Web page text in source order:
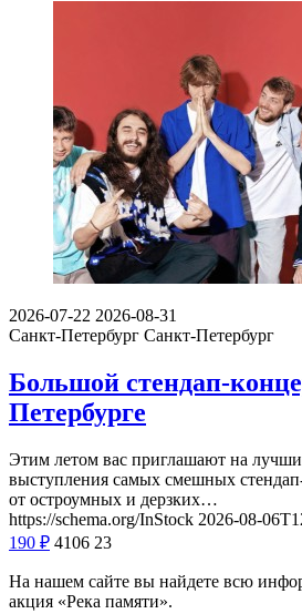
2026-07-22 2026-08-31
Санкт-Петербург Санкт-Петербург
Большой стендап-
Петербурге
Этим летом вас приглашают на
выступления самых смешных
от остроумных и дерзких…
https://schema.org/InStock 2026-08-
190 ₽ 4106 23
На нашем сайте вы найдете всю
акция «Река памяти».